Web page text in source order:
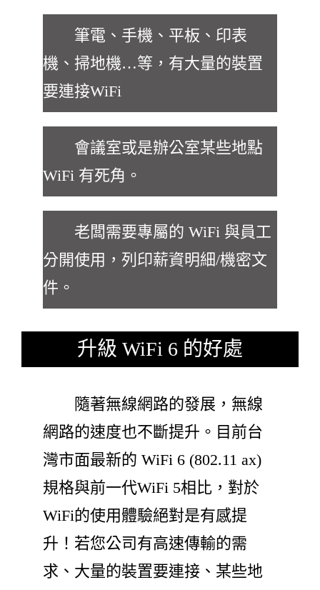
筆電、手機、平板、印表
機、掃地機…等，有大量的裝置
要連接WiFi
會議室或是辦公室某些地點
WiFi 有死角。
老闆需要專屬的 WiFi 與員工
分開使用，列印薪資明細/機密文
件。
升級 WiFi 6 的好處
隨著無線網路的發展，無線
網路的速度也不斷提升。目前台
灣市面最新的 WiFi 6 (802.11 ax)
規格與前一代WiFi 5相比，對於
WiFi的使用體驗絕對是有感提
升！若您公司有高速傳輸的需
求、大量的裝置要連接、某些地